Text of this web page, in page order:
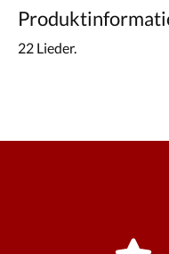
22 Lieder.